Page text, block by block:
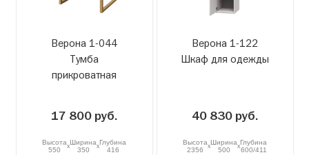
Верона 1-044
Тумба
прикроватная
17 800 руб.
Высота
550
xШирина
350
xГлубина
416
Верона 1-122
Шкаф для одежды
40 830 руб.
Высота
2356
xШирина
500
xГлубина
600/411